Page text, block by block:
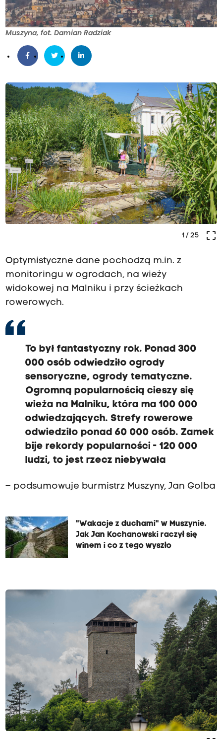
Muszyna, fot. Damian Radziak
crop_free
1/ 25
Optymistyczne dane pochodzą m.in. z
monitoringu w ogrodach, na wieży
widokowej na Malniku i przy ścieżkach
rowerowych.
To był fantastyczny rok. Ponad 300
000 osób odwiedziło ogrody
sensoryczne, ogrody tematyczne.
Ogromną popularnością cieszy się
wieża na Malniku, która ma 100 000
odwiedzających. Strefy rowerowe
odwiedziło ponad 60 000 osób. Zamek
bije rekordy popularności - 120 000
ludzi, to jest rzecz niebywała
– podsumowuje burmistrz Muszyny, Jan Golba
"Wakacje z duchami" w Muszynie.
Jak Jan Kochanowski raczył się
winem i co z tego wyszło